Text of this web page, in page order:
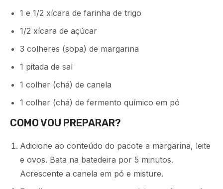
1 e 1/2 xícara de farinha de trigo
1/2 xícara de açúcar
3 colheres (sopa) de margarina
1 pitada de sal
1 colher (chá) de canela
1 colher (chá) de fermento químico em pó
COMO VOU PREPARAR?
Adicione ao conteúdo do pacote a margarina, leite
e ovos. Bata na batedeira por 5 minutos.
Acrescente a canela em pó e misture.